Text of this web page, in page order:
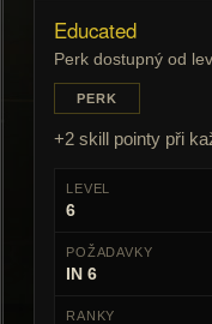
Educated
Perk dostupný od
PERK
+2 skill pointy při
LEVEL
6
POŽADAVKY
IN 6
RANKY